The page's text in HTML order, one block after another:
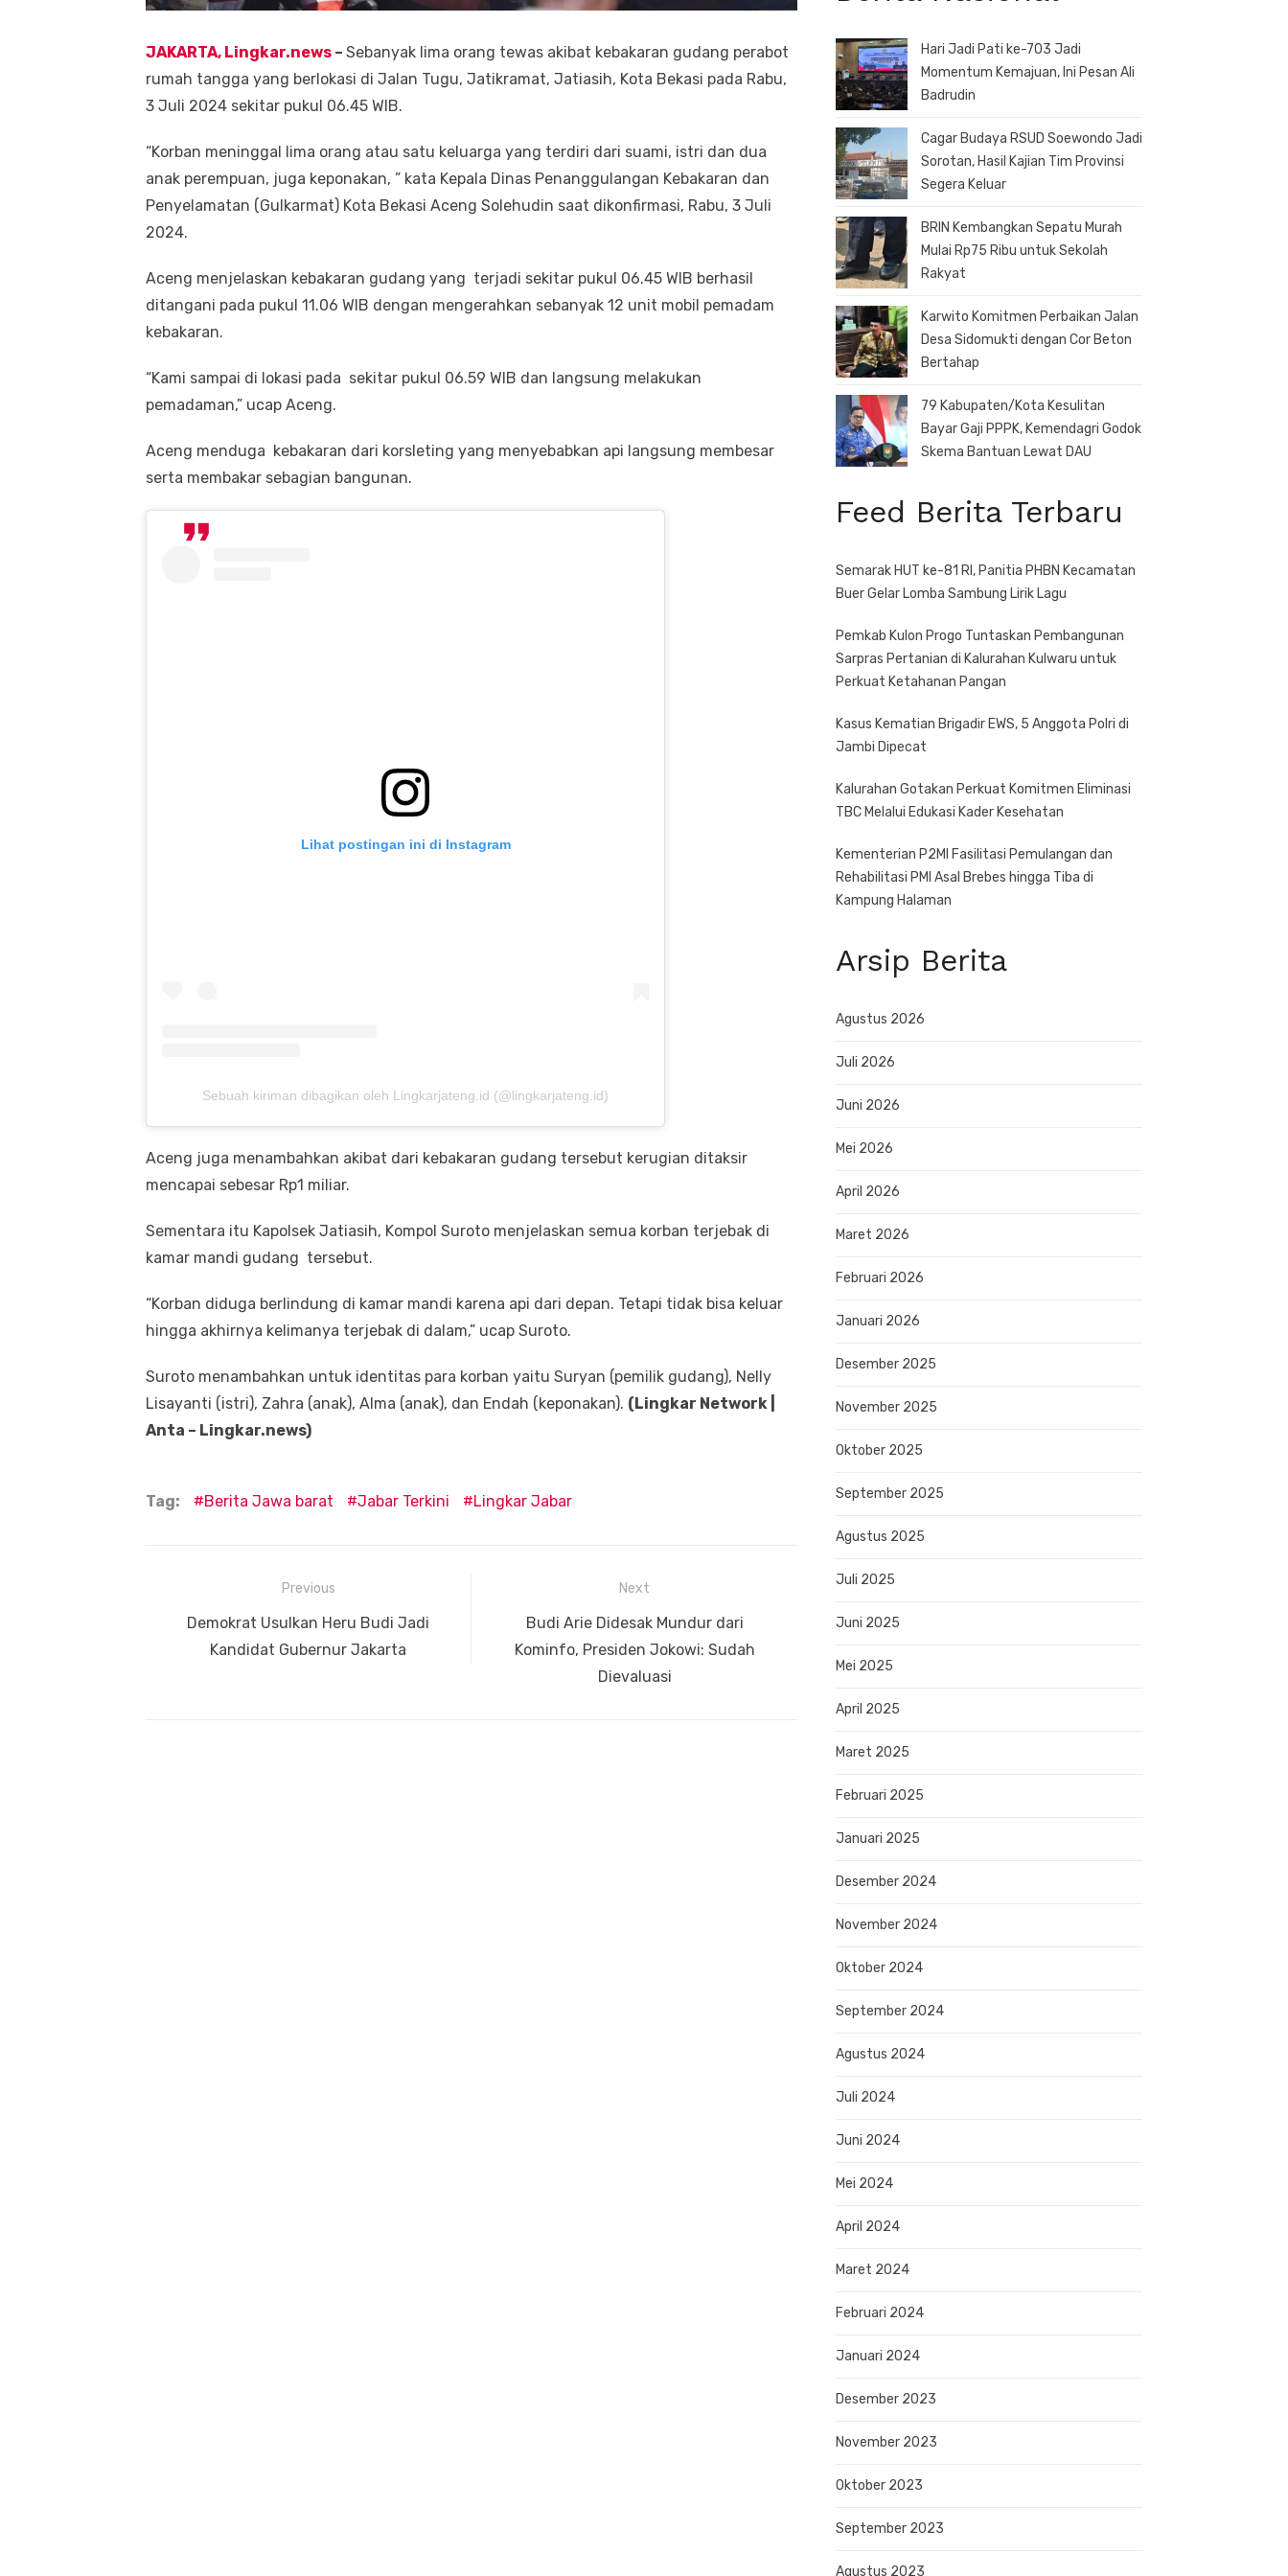
JAKARTA, Lingkar.news – Sebanyak lima orang tewas akibat kebakaran gudang perabot
rumah tangga yang berlokasi di Jalan Tugu, Jatikramat, Jatiasih, Kota Bekasi pada Rabu,
3 Juli 2024 sekitar pukul 06.45 WIB.
“Korban meninggal lima orang atau satu keluarga yang terdiri dari suami, istri dan dua
anak perempuan, juga keponakan, ” kata Kepala Dinas Penanggulangan Kebakaran dan
Penyelamatan (Gulkarmat) Kota Bekasi Aceng Solehudin saat dikonfirmasi, Rabu, 3 Juli
2024.
Aceng menjelaskan kebakaran gudang yang terjadi sekitar pukul 06.45 WIB berhasil
ditangani pada pukul 11.06 WIB dengan mengerahkan sebanyak 12 unit mobil pemadam
kebakaran.
“Kami sampai di lokasi pada sekitar pukul 06.59 WIB dan langsung melakukan
pemadaman,” ucap Aceng.
Aceng menduga kebakaran dari korsleting yang menyebabkan api langsung membesar
serta membakar sebagian bangunan.
Lihat postingan ini di Instagram
Sebuah kiriman dibagikan oleh Lingkarjateng.id (@lingkarjateng.id)
Aceng juga menambahkan akibat dari kebakaran gudang tersebut kerugian ditaksir
mencapai sebesar Rp1 miliar.
Sementara itu Kapolsek Jatiasih, Kompol Suroto menjelaskan semua korban terjebak di
kamar mandi gudang tersebut.
“Korban diduga berlindung di kamar mandi karena api dari depan. Tetapi tidak bisa keluar
hingga akhirnya kelimanya terjebak di dalam,” ucap Suroto.
Suroto menambahkan untuk identitas para korban yaitu Suryan (pemilik gudang), Nelly
Lisayanti (istri), Zahra (anak), Alma (anak), dan Endah (keponakan). (Lingkar Network |
Anta – Lingkar.news)
Tag: Berita Jawa barat Jabar Terkini Lingkar Jabar
pos
Previous
Previous
post:
Demokrat Usulkan Heru Budi Jadi
Kandidat Gubernur Jakarta
Next
Next
post:
Budi Arie Didesak Mundur dari
Kominfo, Presiden Jokowi: Sudah
Dievaluasi
Hari Jadi Pati ke-703 Jadi
Momentum Kemajuan, Ini Pesan Ali
Badrudin
Cagar Budaya RSUD Soewondo Jadi
Sorotan, Hasil Kajian Tim Provinsi
Segera Keluar
BRIN Kembangkan Sepatu Murah
Mulai Rp75 Ribu untuk Sekolah
Rakyat
Karwito Komitmen Perbaikan Jalan
Desa Sidomukti dengan Cor Beton
Bertahap
79 Kabupaten/Kota Kesulitan
Bayar Gaji PPPK, Kemendagri Godok
Skema Bantuan Lewat DAU
Feed Berita Terbaru
Semarak HUT ke-81 RI, Panitia PHBN Kecamatan
Buer Gelar Lomba Sambung Lirik Lagu
Pemkab Kulon Progo Tuntaskan Pembangunan
Sarpras Pertanian di Kalurahan Kulwaru untuk
Perkuat Ketahanan Pangan
Kasus Kematian Brigadir EWS, 5 Anggota Polri di
Jambi Dipecat
Kalurahan Gotakan Perkuat Komitmen Eliminasi
TBC Melalui Edukasi Kader Kesehatan
Kementerian P2MI Fasilitasi Pemulangan dan
Rehabilitasi PMI Asal Brebes hingga Tiba di
Kampung Halaman
Arsip Berita
Agustus 2026
Juli 2026
Juni 2026
Mei 2026
April 2026
Maret 2026
Februari 2026
Januari 2026
Desember 2025
November 2025
Oktober 2025
September 2025
Agustus 2025
Juli 2025
Juni 2025
Mei 2025
April 2025
Maret 2025
Februari 2025
Januari 2025
Desember 2024
November 2024
Oktober 2024
September 2024
Agustus 2024
Juli 2024
Juni 2024
Mei 2024
April 2024
Maret 2024
Februari 2024
Januari 2024
Desember 2023
November 2023
Oktober 2023
September 2023
Agustus 2023